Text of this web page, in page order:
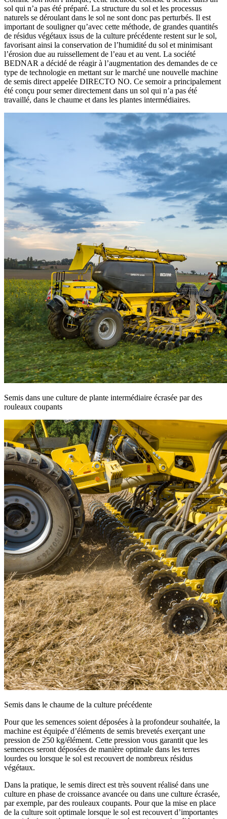
sol qui n’a pas été préparé. La structure du sol et les processus
naturels se déroulant dans le sol ne sont donc pas perturbés. Il est
important de souligner qu’avec cette méthode, de grandes quantités
de résidus végétaux issus de la culture précédente restent sur le sol,
favorisant ainsi la conservation de l’humidité du sol et minimisant
l’érosion due au ruissellement de l’eau et au vent. La société
BEDNAR a décidé de réagir à l’augmentation des demandes de ce
type de technologie en mettant sur le marché une nouvelle machine
de semis direct appelée DIRECTO NO. Ce semoir a principalement
été conçu pour semer directement dans un sol qui n’a pas été
travaillé, dans le chaume et dans les plantes intermédiaires.
Semis dans une culture de plante intermédiaire écrasée par des
rouleaux coupants
Semis dans le chaume de la culture précédente
Pour que les semences soient déposées à la profondeur souhaitée, la
machine est équipée d’éléments de semis brevetés exerçant une
pression de 250 kg/élément. Cette pression vous garantit que les
semences seront déposées de manière optimale dans les terres
lourdes ou lorsque le sol est recouvert de nombreux résidus
végétaux.
Dans la pratique, le semis direct est très souvent réalisé dans une
culture en phase de croissance avancée ou dans une culture écrasée,
par exemple, par des rouleaux coupants. Pour que la mise en place
de la culture soit optimale lorsque le sol est recouvert d’importantes